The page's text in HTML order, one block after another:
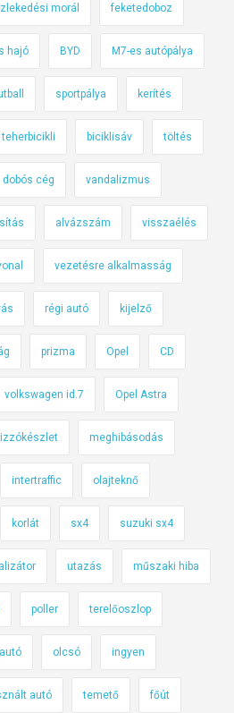
morál feketedoboz
hajó BYD M7-es autópálya
sportpálya kerítés
teherbicikli biciklisáv töltés
dobós cég vandalizmus
alvázszám visszaélés
vezetésre alkalmasság
régi autó kijelző
prizma Opel CD
volkswagen id.7 Opel Astra
izzókészlet meghibásodás
intertraffic olajteknő
korlát sx4 suzuki sx4
utazás műszaki hiba
poller terelőoszlop
olcsó ingyen
autó temető főút